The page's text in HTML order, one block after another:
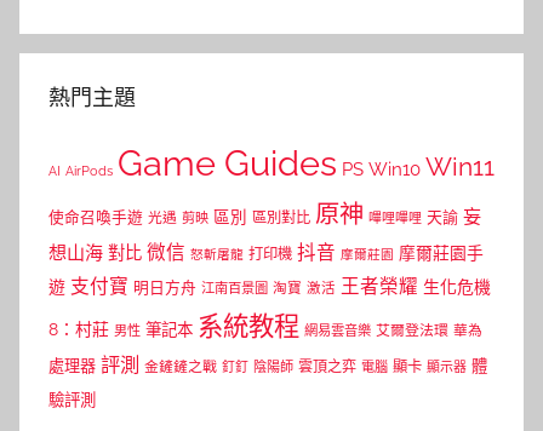
熱門主題
AI AirPods Game Guides PS Win10 Win11
使命召喚手遊 光遇 剪映 區別 區別對比 原神 嗶哩嗶哩 天諭 妄
想山海 對比 微信 怒斬屠龍 打印機 抖音 摩爾莊園 摩爾莊園手
遊 支付寶 明日方舟 江南百景圖 淘寶 激活 王者榮耀 生化危機
8：村莊 男性 筆記本 系統教程 網易雲音樂 艾爾登法環 華為
處理器 評測 金鏟鏟之戰 釘釘 陰陽師 雲頂之弈 電腦 顯卡 顯示器 體
驗評測